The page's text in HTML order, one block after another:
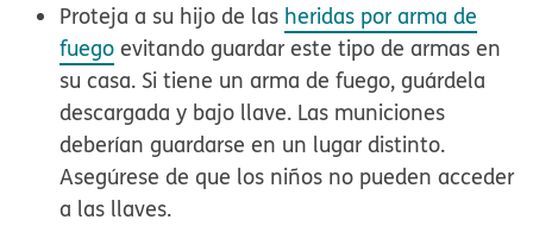
Proteja a su hijo de las heridas por arma de
fuego evitando guardar este tipo de armas en
su casa. Si tiene un arma de fuego, guárdela
descargada y bajo llave. Las municiones
deberían guardarse en un lugar distinto.
Asegúrese de que los niños no pueden acceder
a las llaves.